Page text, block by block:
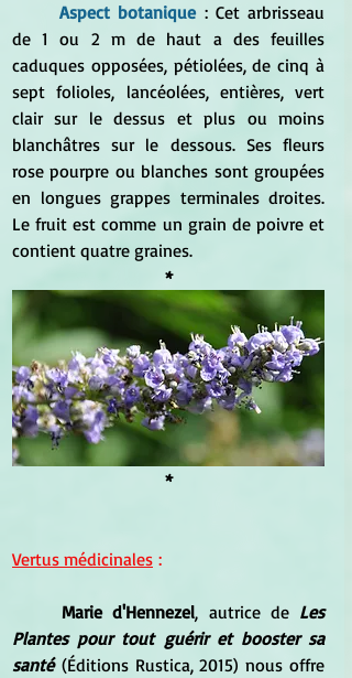
	Aspect botanique
: Cet arbrisseau
de 1 ou 2 m de haut a des feuilles
caduques opposées, pétiolées, de cinq à
sept folioles, lancéolées, entières, vert
clair sur le dessus et plus ou moins
blanchâtres sur le dessous. Ses fleurs
rose pourpre ou blanches sont groupées
en longues grappes terminales droites.
Le fruit est comme un grain de poivre et
contient quatre graines.
*
*
Vertus médicinales :
	Marie d'Hennezel
, autrice de Les
Plantes pour tout guérir et booster sa
santé (Éditions Rustica, 2015) nous offre